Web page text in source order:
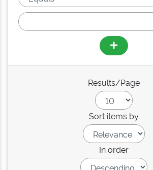
Results/Page
Sort items by
In order